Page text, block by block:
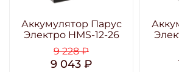
Аккумулятор Парус
Электро HMS-12-26
9 228 ₽
9 043 ₽